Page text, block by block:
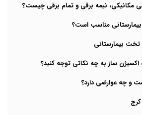
مکانیکی، نیمه برقی و تمام برقی چیست؟
مناسب است؟
تخت بیمارستانی
اکسیژن ساز به چه نکاتی توجه کنید؟
و چه عوارضی دارد؟